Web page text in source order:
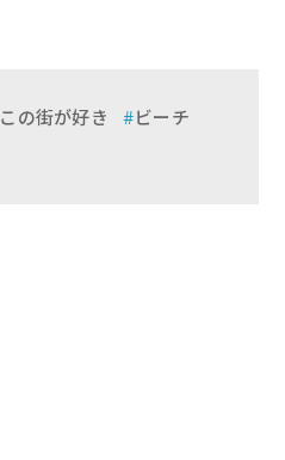
この街が好き
ビーチ